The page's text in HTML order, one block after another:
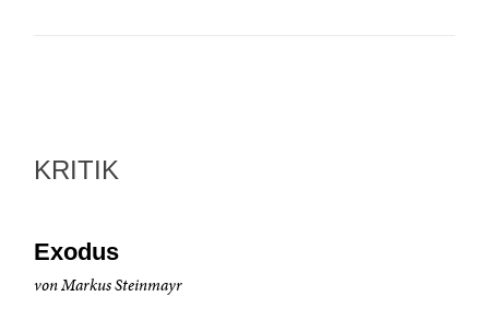
KRITIK
Exodus
von Markus Steinmayr